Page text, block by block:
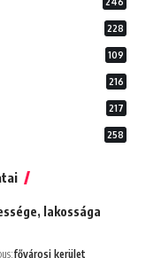
228
109
216
217
258
lakossága
fővárosi kerület